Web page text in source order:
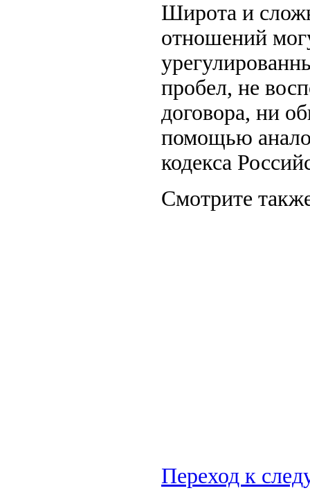
Широта и
отношений
пробел, не
договора, ни
помощью
кодекса
Смотрите
Переход к